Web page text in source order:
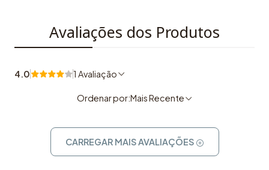
Avaliações dos Produtos
4.0 1 Avaliação
Ordenar por:Mais Recente
CARREGAR MAIS AVALIAÇÕES